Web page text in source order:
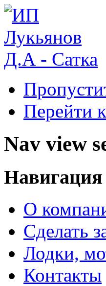
Перейти
Nav view
Навигация
О
Сделать
Лодки,
Контакты